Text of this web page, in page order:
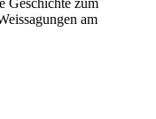
Geschichte zum
am